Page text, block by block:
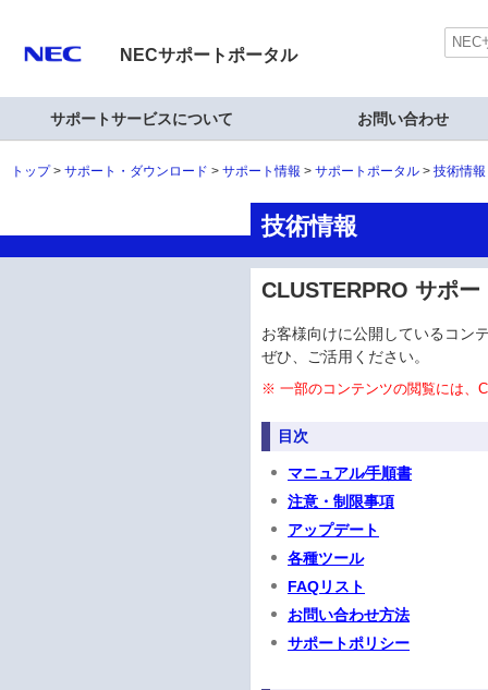
NECサポートポータル
サポートサービスについて お問い合わせ
トップ サポート・ダウンロード サポート情報 サポートポータル 技術情
技術情報
CLUSTERPRO サポー
お客様向けに公開しているコン
ぜひ、ご活用ください。
※ 一部のコンテンツの閲覧には、
目次
マニュアル⁄手順書
注意・制限事項
アップデート
各種ツール
FAQリスト
お問い合わせ方法
サポートポリシー